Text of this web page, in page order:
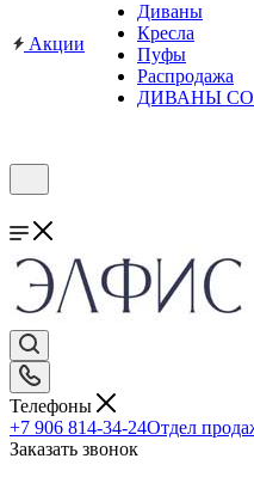
Акции
Диваны
Кресла
Пуфы
Распродажа
ДИВАНЫ СО
Телефоны
+7 906 814-34-24Отдел
Заказать звонок